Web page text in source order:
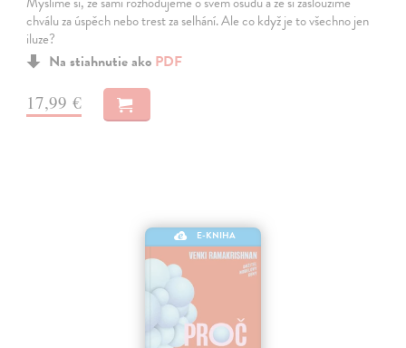
chválu za úspěch nebo trest za selhání. Ale co když je to všechno jen
iluze?
Na stiahnutie ako PDF
17,99 €
E-KNIHA